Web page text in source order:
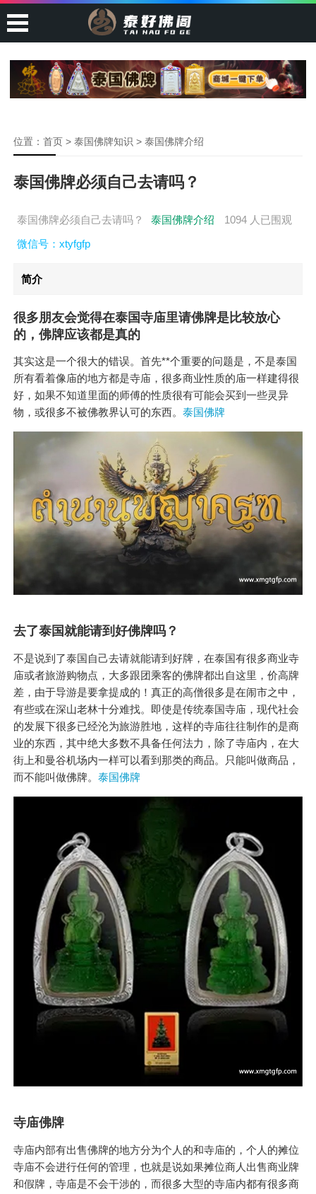
位置： 首页> 泰国佛牌知识 > 泰国佛牌介绍
泰国佛牌必须自己去请吗？
泰国佛牌必须自己去请吗？ 泰国佛牌介绍
1094 人已围观
微信号：xtyfgfp
简介
很多朋友会觉得在泰国寺庙里请佛牌是比较放心
的，佛牌应该都是真的
其实这是一个很大的错误。首先**个重要的问题是，不是泰国
所有看着像庙的地方都是寺庙，很多商业性质的庙一样建得很
好，如果不知道里面的师傅的性质很有可能会买到一些灵异
物，或很多不被佛教界认可的东西。 泰国佛牌
去了泰国就能请到好佛牌吗？
不是说到了泰国自己去请就能请到好牌，在泰国有很多商业寺
庙或者旅游购物点，大多跟团乘客的佛牌都出自这里，价高牌
差，由于导游是要拿提成的！真正的高僧很多是在闹市之中，
有些或在深山老林十分难找。即使是传统泰国寺庙，现代社会
的发展下很多已经沦为旅游胜地，这样的寺庙往往制作的是商
业的东西，其中绝大多数不具备任何法力，除了寺庙内，在大
街上和曼谷机场内一样可以看到那类的商品。只能叫做商品，
而不能叫做佛牌。 泰国佛牌
寺庙佛牌
寺庙内部有出售佛牌的地方分为个人的和寺庙的，个人的摊位
寺庙不会进行任何的管理，也就是说如果摊位商人出售商业牌
和假牌，寺庙是不会干涉的，而很多大型的寺庙内都有很多商